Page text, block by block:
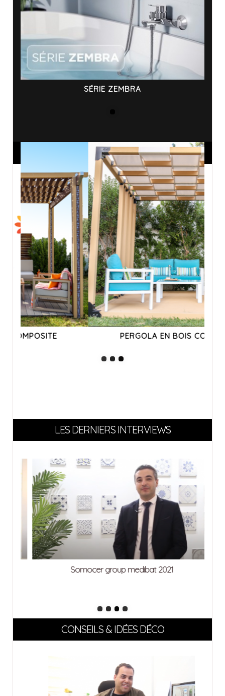
SÉRIE ZEMBRA
ANNONCES SPONSORISÉES
PERGOLA EN BOIS COMPOSITE
LES DERNIERS INTERVIEWS
Somocer group medibat 2021
CONSEILS & IDÉES DÉCO